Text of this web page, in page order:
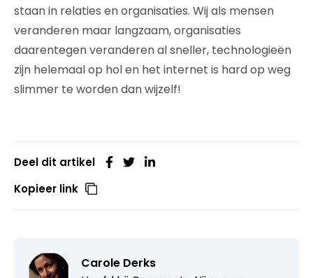
staan in relaties en organisaties. Wij als mensen
veranderen maar langzaam, organisaties
daarentegen veranderen al sneller, technologieën
zijn helemaal op hol en het internet is hard op weg
slimmer te worden dan wijzelf!
Deel dit artikel
Kopieer link
Carole Derks